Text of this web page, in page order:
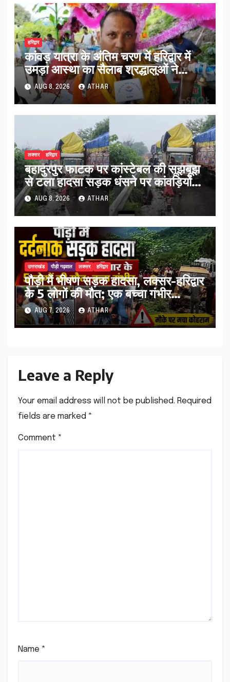
हरिद्वार
कांवड़ यात्रा के अंतिम चरण में हरिद्वार में
उमड़ा आस्था का सैलाब श्रद्धालुओं ने
व्यवस्थाओं को सराहा…
AUG 8, 2026 ATHAR
लक्सर हरिद्वार
बहादुरपुर फाटक पर कांस्टेबल की सूझबूझ
से टला हादसा सड़क धंसने पर कांवड़ियों
को किया अलर्ट…
AUG 8, 2026 ATHAR
उत्तराखंड पौड़ी गढ़वाल लक्सर हरिद्वार
पौड़ी में भीषण सड़क हादसा, लक्सर-हरिद्वार
के 5 लोगों की मौत; एक बच्चा गंभीर
घायल…
AUG 7, 2026 ATHAR
Leave a Reply
Your email address will not be published. Required
fields are marked *
Comment *
Name *